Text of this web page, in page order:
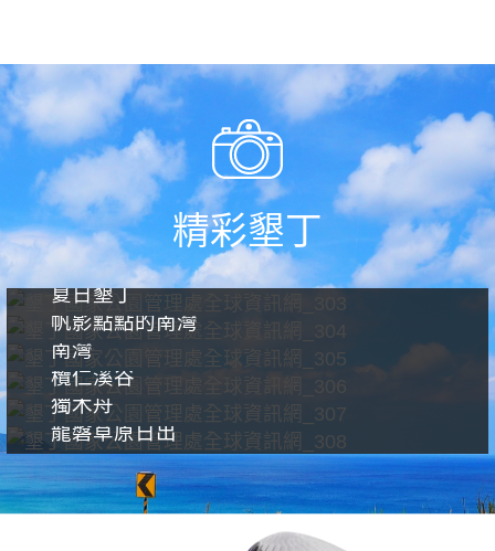
精彩墾丁
夏日墾丁
帆影點點的南灣
南灣
欖仁溪谷
獨木舟
龍磐草原日出